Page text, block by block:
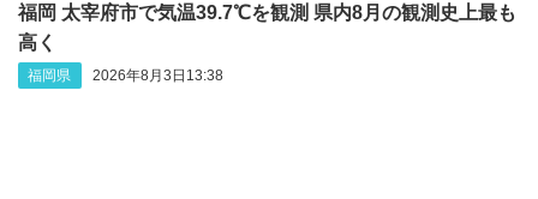
福岡 太宰府市で気温39.7℃を観測 県内8月の観測史上最も
高く
福岡県 2026年8月3日13:38